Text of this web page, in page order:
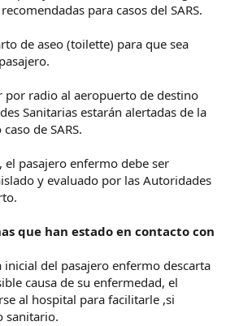
para casos del SARS.
de aseo (toilette) para que sea
por radio al aeropuerto de destino
Sanitarias estarán alertadas de la
de SARS.
el pasajero enfermo debe ser
y evaluado por las Autoridades
que han estado en contacto con
inicial del pasajero enfermo descarta
causa de su enfermedad, el
al hospital para facilitarle ,si
sanitario.